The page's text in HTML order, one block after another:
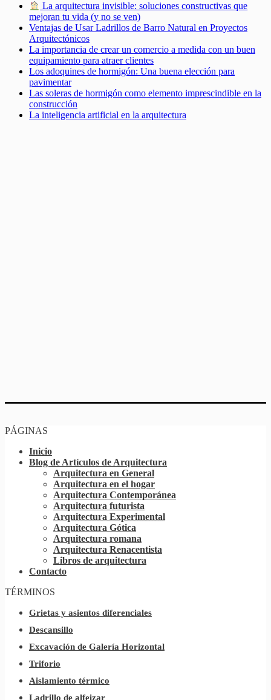
La arquitectura invisible: soluciones constructivas que
mejoran tu vida (y no se ven)
Ventajas de Usar Ladrillos de Barro Natural en Proyectos
Arquitectónicos
La importancia de crear un comercio a medida con un buen
equipamiento para atraer clientes
Los adoquines de hormigón: Una buena elección para
pavimentar
Las soleras de hormigón como elemento imprescindible en la
construcción
La inteligencia artificial en la arquitectura
PÁGINAS
Inicio
Blog de Artículos de Arquitectura
Arquitectura en General
Arquitectura en el hogar
Arquitectura Contemporánea
Arquitectura futurista
Arquitectura Experimental
Arquitectura Gótica
Arquitectura romana
Arquitectura Renacentista
Libros de arquitectura
Contacto
TÉRMINOS
Grietas y asientos diferenciales
Descansillo
Excavación de Galería Horizontal
Triforio
Aislamiento térmico
Ladrillo de alfeizar